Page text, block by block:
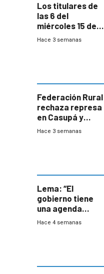
Los titulares de
las 6 del
miércoles 15 de
julio de 2026
Hace 3 semanas
Federación Rural
rechaza represa
en Casupá y
firma demanda
Hace 3 semanas
Lema: “El
gobierno tiene
una agenda
destructiva”
Hace 4 semanas